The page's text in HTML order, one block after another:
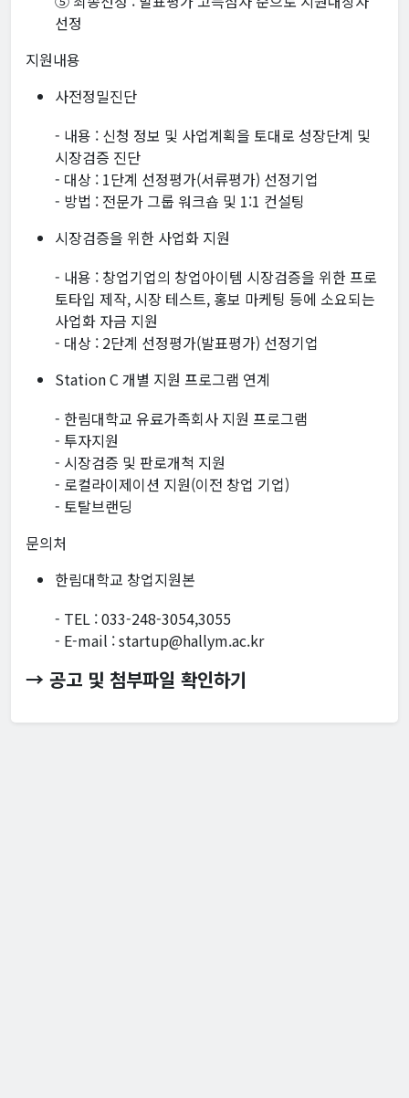
선정
지원내용
사전정밀진단
- 내용 : 신청 정보 및 사업계획을 토대로 성장단계 및
시장검증 진단
- 대상 : 1단계 선정평가(서류평가) 선정기업
- 방법 : 전문가 그룹 워크숍 및 1:1 컨설팅
시장검증을 위한 사업화 지원
- 내용 : 창업기업의 창업아이템 시장검증을 위한 프로
토타입 제작, 시장 테스트, 홍보 마케팅 등에 소요되는
사업화 자금 지원
- 대상 : 2단계 선정평가(발표평가) 선정기업
Station C 개별 지원 프로그램 연계
- 한림대학교 유료가족회사 지원 프로그램
- 투자지원
- 시장검증 및 판로개척 지원
- 로컬라이제이션 지원(이전 창업 기업)
- 토탈브랜딩
문의처
한림대학교 창업지원본
- TEL : 033-248-3054,3055
- E-mail : startup@hallym.ac.kr
→ 공고 및 첨부파일 확인하기